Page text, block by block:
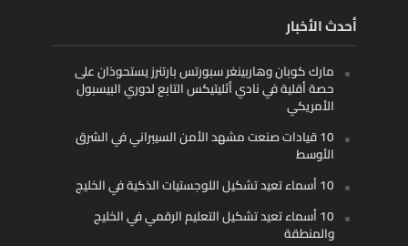
أحدث الأخبار
مارك كوبان وهاربينغر سبورتس بارتنرز يستحوذان على
حصة أقلية في نادي أثليتيكس التابع لدوري البيسبول
الأمريكي
10 قيادات صنعت مشهد الأمن السيبراني في الشرق
الأوسط
10 أسماء تعيد تشكيل اللوجستيات الذكية في الخليج
10 أسماء تعيد تشكيل التعليم الرقمي في الخليج
والمنطقة